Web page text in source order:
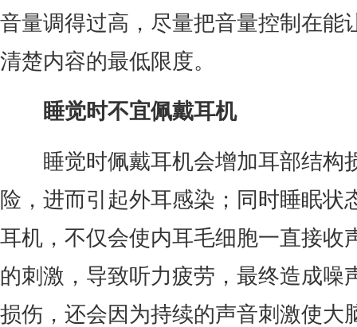
音量调得过高，尽量把音量控制在能
清楚内容的最低限度。
睡觉时不宜佩戴耳机
睡觉时佩戴耳机会增加耳部结构
险，进而引起外耳感染；同时睡眠状
耳机，不仅会使内耳毛细胞一直接收
的刺激，导致听力疲劳，最终造成噪
损伤，还会因为持续的声音刺激使大